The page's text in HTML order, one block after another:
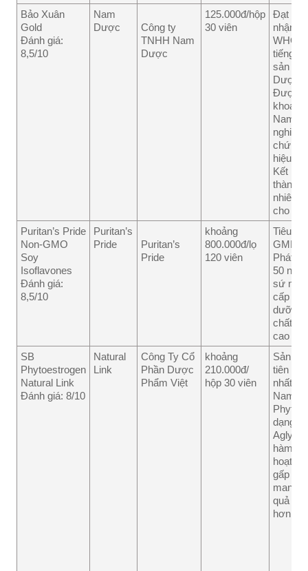
Bảo Xuân
Gold
Đánh giá:
8,5/10
Nam
Dược
Công ty
TNHH Nam
Dược
125.000đ/hộp
30 viên
Đạt
nhận
WHO
tiếng
sản
Dược
Được
khoa
Nam
chứng
hiệu
Kết
thành
nhiên,
cho
Puritan’s Pride
Non-GMO
Soy
Isoflavones
Đánh giá:
8,5/10
Puritan’s
Pride
Puritan’s
Pride
khoảng
800.000đ/lọ
120 viên
Tiêu
GMP.
Phát
50
sứ
cấp
dưỡng
chất
cao
SB
Phytoestrogen
Natural Link
Đánh giá: 8/10
Natural
Link
Công Ty Cổ
Phần Dược
Phẩm Việt
khoảng
210.000đ/
hộp 30 viên
Sản
tiên và
nhất
Nam
dạng
hàm
hoạt
gấp 10
mang
quả
hơn.